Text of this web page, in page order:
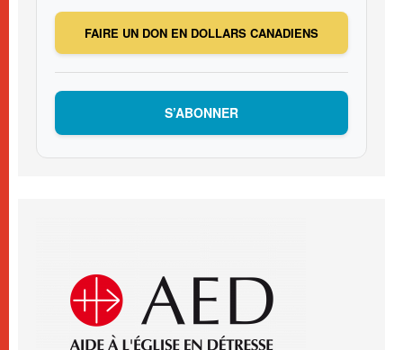
FAIRE UN DON EN DOLLARS CANADIENS
S’ABONNER